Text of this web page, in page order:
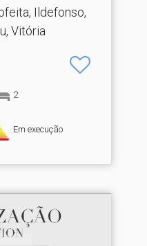
Ildefonso,
Vitória
2
Em execução